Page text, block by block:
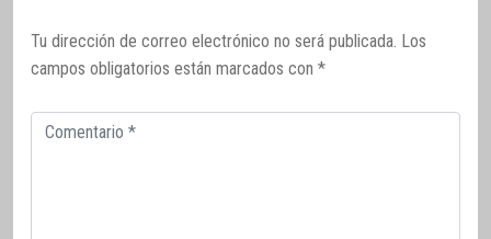
Tu dirección de correo electrónico no será publicada. Los
campos obligatorios están marcados con *
Comentario